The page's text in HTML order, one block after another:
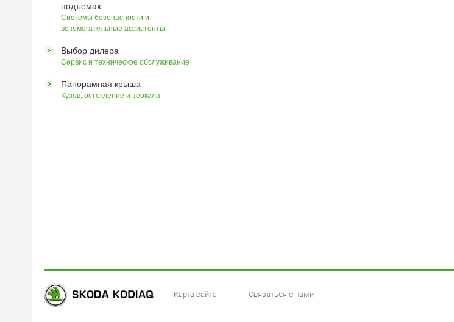
подъемах
Системы безопасности и
вспомогательные ассистенты
Выбор дилера
Сервис и техническое обслуживание
Панорамная крыша
Кузов, остекление и зеркала
Карта сайта Связаться с нами